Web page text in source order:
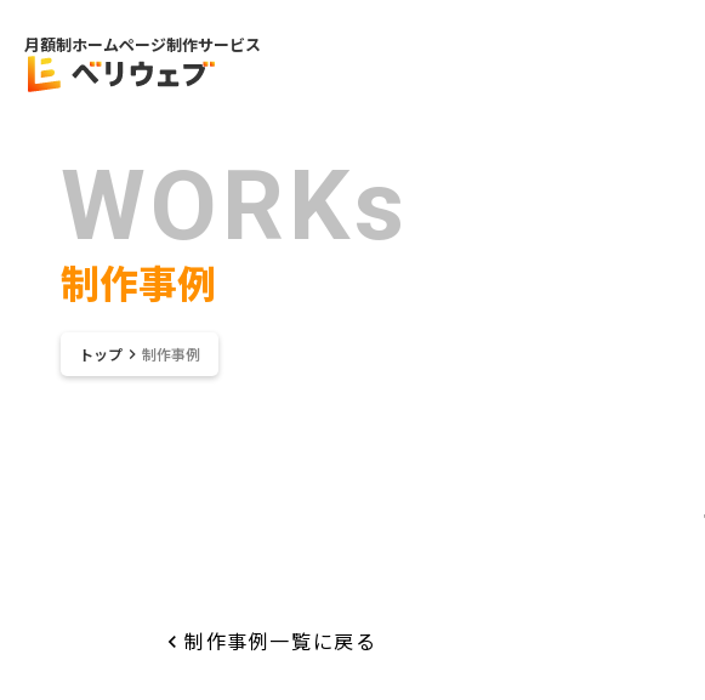
月額制ホームページ制作サービス
WORKs
制作事例
トップ keyboard_arrow_right 制作事例
keyboard_arrow_left 制作事例一覧に戻る